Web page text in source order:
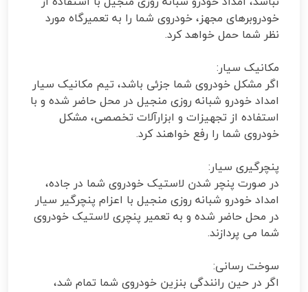
خودروبرهای مجهز، خودروی شما را به تعمیرگاه مورد
نظر شما حمل خواهد کرد.
مکانیک سیار:
اگر مشکل خودروی شما جزئی باشد، تیم مکانیک سیار
امداد خودرو شبانه روزی منجیل در محل حاضر شده و با
استفاده از تجهیزات و ابزارآلات تخصصی، مشکل
خودروی شما را رفع خواهند کرد.
پنچرگیری سیار:
در صورت پنچر شدن لاستیک خودروی شما در جاده،
امداد خودرو شبانه روزی منجیل با اعزام پنچرگیر سیار
در محل حاضر شده و به تعمیر پنچری لاستیک خودروی
شما می پردازند.
سوخت رسانی:
اگر در حین رانندگی بنزین خودروی شما تمام شد،